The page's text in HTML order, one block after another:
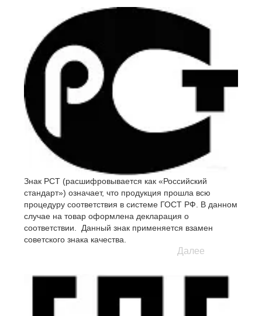
Знак РСТ (расшифровывается как «Российский
стандарт») означает, что продукция прошла всю
процедуру соответствия в системе ГОСТ РФ. В данном
случае на товар оформлена декларация о
соответствии. Данный знак применяется взамен
советского знака качества.
Далее